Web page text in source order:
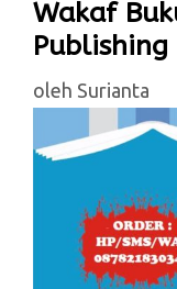
Wakaf
oleh Surianta